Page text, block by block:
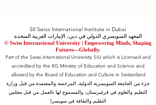
SII Swiss International Institute in Dubai
المعهد السويسري الدولي في دبي، الإمارات العربية المتحدة
© Swiss International University | ​Empowering Minds, Shaping
Futures—Globally.
Part of the Swiss International University SIU which is Licensed and
accredited by the KG Ministry of Education and Science and
allowed by the Board of Education and Culture in Switzerland
جزء من الجامعة السويسرية الدولية، المرخصة والمعتمدة من قبل وزارة
التعليم والعلوم في قرغيزستان، والمسموح لها بالعمل من قبل مجلس
التعليم والثقافة في سويسرا